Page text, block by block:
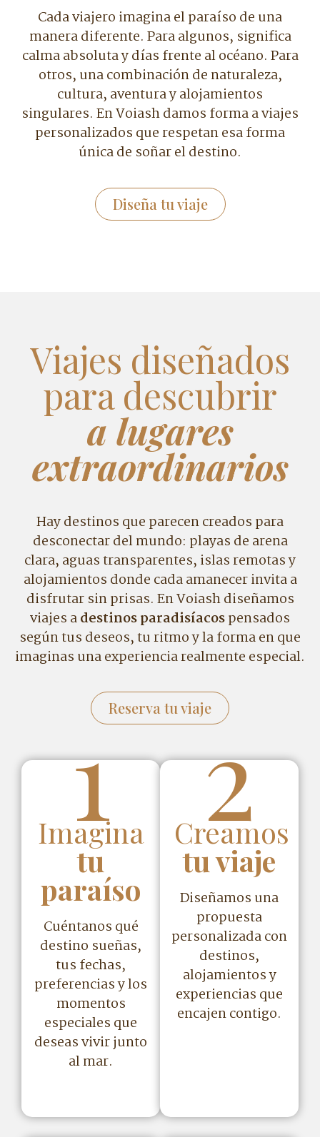
Cada viajero imagina el paraíso de una
manera diferente. Para algunos, significa
calma absoluta y días frente al océano. Para
otros, una combinación de naturaleza,
cultura, aventura y alojamientos
singulares. En Voiash damos forma a viajes
personalizados que respetan esa forma
única de soñar el destino.
Diseña tu viaje
Viajes diseñados
para descubrir
a lugares
extraordinarios
Hay destinos que parecen creados para
desconectar del mundo: playas de arena
clara, aguas transparentes, islas remotas y
alojamientos donde cada amanecer invita a
disfrutar sin prisas. En Voiash diseñamos
viajes adestinos paradisíacospensados
según tus deseos, tu ritmo y la forma en que
imaginas una experiencia realmente especial.
Reserva tu viaje
1
Imagina
tu
paraíso
Cuéntanos qué
destino sueñas,
tus fechas,
preferencias y los
momentos
especiales que
deseas vivir junto
al mar.
2
Creamos
tu viaje
Diseñamos una
propuesta
personalizada con
destinos,
alojamientos y
experiencias que
encajen contigo.